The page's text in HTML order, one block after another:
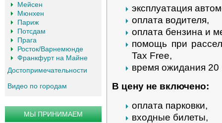
эксплуатация
оплата водителя,
оплата бензина и
помощь при
Tax Free,
время ожидания 20
В цену не включено:
оплата парковки,
входные билеты,
Мейсен
Мюнхен
Париж
Потсдам
Прага
Росток/Варнемюнде
Франкфурт на Майне
Достопримечательности
Видео по городам
МЫ ПРИНИМАЕМ